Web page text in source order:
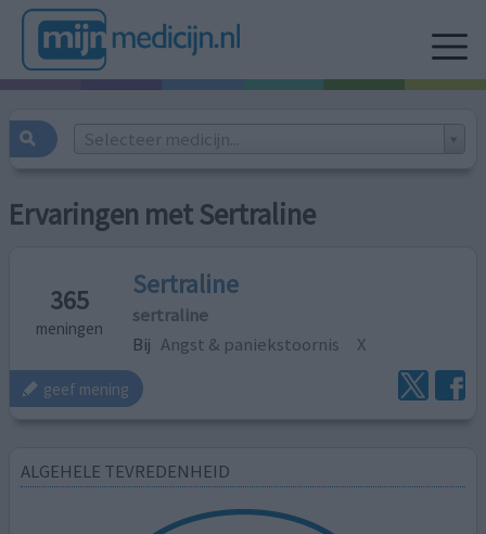
Selecteer medicijn...
Ervaringen met Sertraline
365
meningen
Sertraline
sertraline
Bij Angst & paniekstoornis X
geef mening
ALGEHELE TEVREDENHEID